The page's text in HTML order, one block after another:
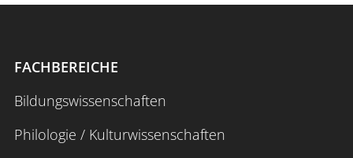
FACHBEREICHE
Bildungswissenschaften
Philologie / Kulturwissenschaften